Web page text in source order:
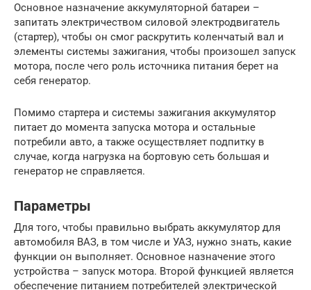
Основное назначение аккумуляторной батареи –
запитать электричеством силовой электродвигатель
(стартер), чтобы он смог раскрутить коленчатый вал и
элементы системы зажигания, чтобы произошел запуск
мотора, после чего роль источника питания берет на
себя генератор.
Помимо стартера и системы зажигания аккумулятор
питает до момента запуска мотора и остальные
потребили авто, а также осуществляет подпитку в
случае, когда нагрузка на бортовую сеть большая и
генератор не справляется.
Параметры
Для того, чтобы правильно выбрать аккумулятор для
автомобиля ВАЗ, в том числе и УАЗ, нужно знать, какие
функции он выполняет. Основное назначение этого
устройства – запуск мотора. Второй функцией является
обеспечение питанием потребителей электрической